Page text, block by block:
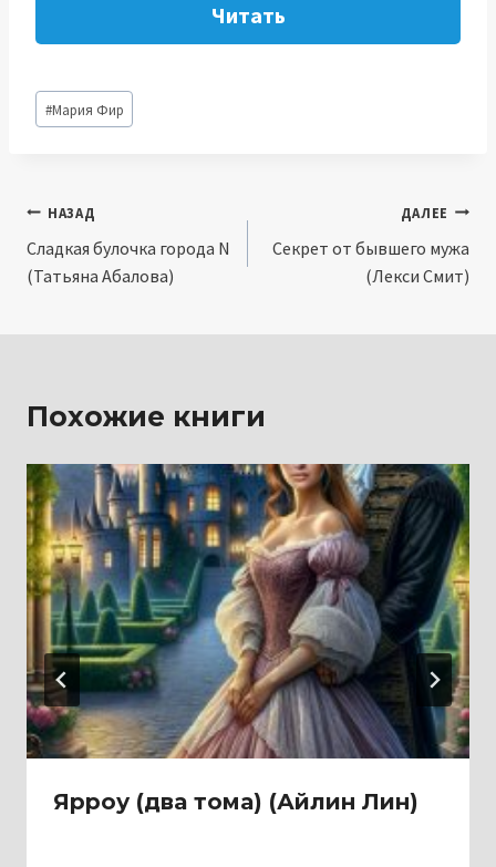
Читать
Метки
записи:
#Мария Фир
Навигация
по
НАЗАД
Сладкая булочка города N
(Татьяна Абалова)
ДАЛЕЕ
Секрет от бывшего мужа
(Лекси Смит)
Похожие книги
Ярроу (два тома) (Айлин Лин)